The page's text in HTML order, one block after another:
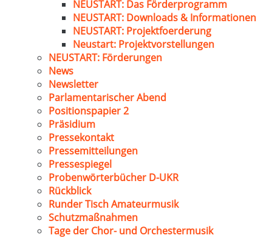
NEUSTART: Das Förderprogramm
NEUSTART: Downloads & Informationen
NEUSTART: Projektfoerderung
Neustart: Projektvorstellungen
NEUSTART: Förderungen
News
Newsletter
Parlamentarischer Abend
Positionspapier 2
Präsidium
Pressekontakt
Pressemitteilungen
Pressespiegel
Probenwörterbücher D-UKR
Rückblick
Runder Tisch Amateurmusik
Schutzmaßnahmen
Tage der Chor- und Orchestermusik